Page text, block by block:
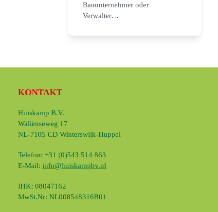
Bauunternehmer oder
Verwalter…
KONTAKT
Huiskamp B.V.
Waliënseweg 17
NL-7105 CD Winterswijk-Huppel
Telefon:+31 (0)543 514 863
E-Mail:info@huiskampbv.nl
IHK: 08047162
MwSt.Nr: NL008548316B01